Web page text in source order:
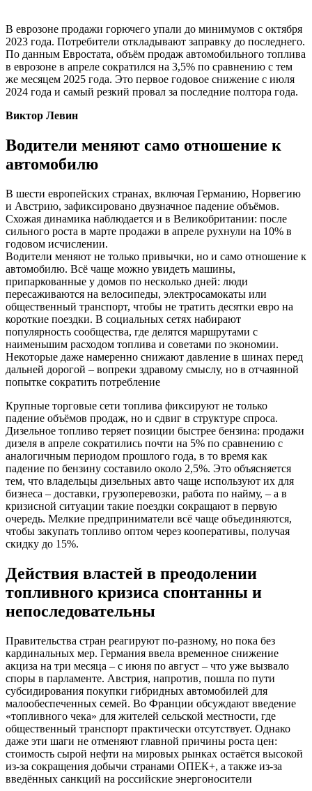
В еврозоне продажи горючего упали до минимумов с октября
2023 года. Потребители откладывают заправку до последнего.
По данным Евростата, объём продаж автомобильного топлива
в еврозоне в апреле сократился на 3,5% по сравнению с тем
же месяцем 2025 года. Это первое годовое снижение с июля
2024 года и самый резкий провал за последние полтора года.
Виктор Левин
Водители меняют само отношение к
автомобилю
В шести европейских странах, включая Германию, Норвегию
и Австрию, зафиксировано двузначное падение объёмов.
Схожая динамика наблюдается и в Великобритании: после
сильного роста в марте продажи в апреле рухнули на 10% в
годовом исчислении.
Водители меняют не только привычки, но и само отношение к
автомобилю. Всё чаще можно увидеть машины,
припаркованные у домов по несколько дней: люди
пересаживаются на велосипеды, электросамокаты или
общественный транспорт, чтобы не тратить десятки евро на
короткие поездки. В социальных сетях набирают
популярность сообщества, где делятся маршрутами с
наименьшим расходом топлива и советами по экономии.
Некоторые даже намеренно снижают давление в шинах перед
дальней дорогой – вопреки здравому смыслу, но в отчаянной
попытке сократить потребление
Крупные торговые сети топлива фиксируют не только
падение объёмов продаж, но и сдвиг в структуре спроса.
Дизельное топливо теряет позиции быстрее бензина: продажи
дизеля в апреле сократились почти на 5% по сравнению с
аналогичным периодом прошлого года, в то время как
падение по бензину составило около 2,5%. Это объясняется
тем, что владельцы дизельных авто чаще используют их для
бизнеса – доставки, грузоперевозки, работа по найму, – а в
кризисной ситуации такие поездки сокращают в первую
очередь. Мелкие предприниматели всё чаще объединяются,
чтобы закупать топливо оптом через кооперативы, получая
скидку до 15%.
Действия властей в преодолении
топливного кризиса спонтанны и
непоследовательны
Правительства стран реагируют по-разному, но пока без
кардинальных мер. Германия ввела временное снижение
акциза на три месяца – с июня по август – что уже вызвало
споры в парламенте. Австрия, напротив, пошла по пути
субсидирования покупки гибридных автомобилей для
малообеспеченных семей. Во Франции обсуждают введение
«топливного чека» для жителей сельской местности, где
общественный транспорт практически отсутствует. Однако
даже эти шаги не отменяют главной причины роста цен:
стоимость сырой нефти на мировых рынках остаётся высокой
из-за сокращения добычи странами ОПЕК+, а также из-за
введённых санкций на российские энергоносители